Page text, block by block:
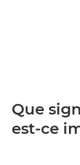
Que
est-ce